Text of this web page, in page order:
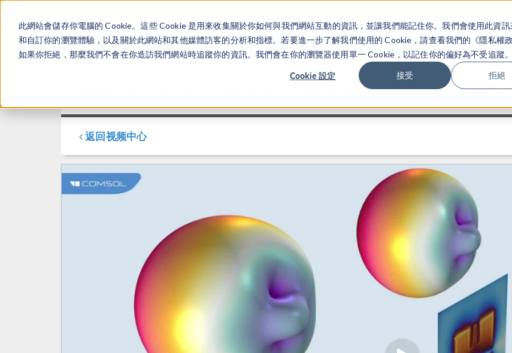
此網站會儲存你電腦的 Cookie。這些 Cookie 是用來收集關於你如何與我們網站互動的資訊，並讓我們能記住你。我們會使用此資
和自訂你的瀏覽體驗，以及關於此網站和其他媒體訪客的分析和指標。若要進一步了解我們使用的 Cookie，請查看我們的《隱私權政
如果你拒絕，那麼我們不會在你造訪我們網站時追蹤你的資訊。我們會在你的瀏覽器使用單一 Cookie，以記住你的偏好為不受追蹤。
Cookie 設定 接受 拒絕
产品 行业
借助 GPU 加速 COMSOL COMSOL Multiphysics®仿真
返回视频中心